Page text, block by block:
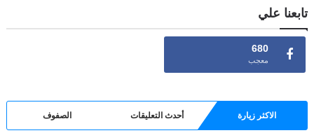
تابعنا علي
680
معجب
الاكثر زيارة أحدث التعليقات الصفوف